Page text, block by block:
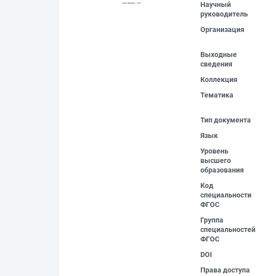
Научный
руководитель
Организация
Выходные
сведения
Коллекция
Тематика
Тип документа
Язык
Уровень
высшего
образования
Код
специальности
ФГОС
Группа
специальностей
ФГОС
DOI
Права доступа